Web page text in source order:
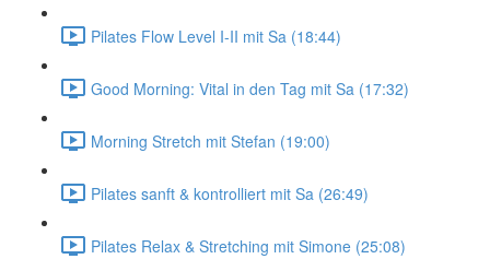
Pilates Flow Level I-II mit Sa (18:44)
Good Morning: Vital in den Tag mit Sa (17:32)
Morning Stretch mit Stefan (19:00)
Pilates sanft & kontrolliert mit Sa (26:49)
Pilates Relax & Stretching mit Simone (25:08)